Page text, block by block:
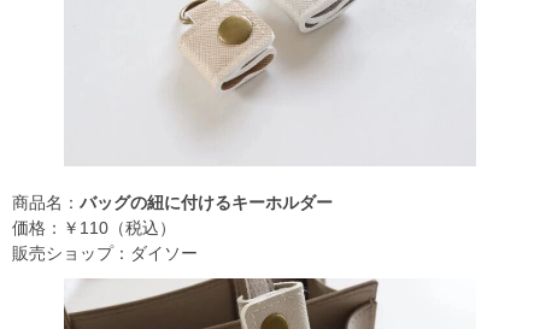
商品名： バッグの紐に付けるキーホルダー
価格：￥110（税込）
販売ショップ：ダイソー